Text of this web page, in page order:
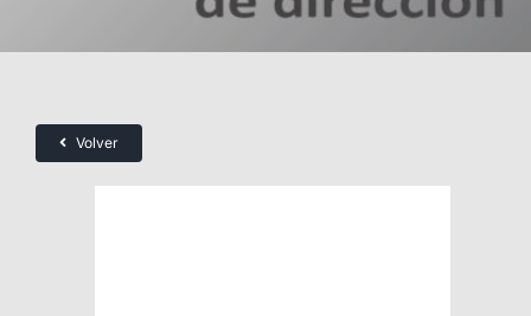
Volver